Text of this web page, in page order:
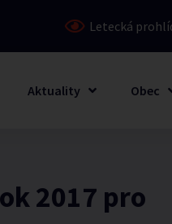
Letecká
Aktuality Obec
2017 pro